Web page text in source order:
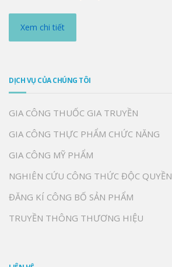
Xem chi tiết
DỊCH VỤ CỦA CHÚNG TÔI
GIA CÔNG THUỐC GIA TRUYỀN
GIA CÔNG THỰC PHẨM CHỨC NĂNG
GIA CÔNG MỸ PHẨM
NGHIÊN CỨU CÔNG THỨC ĐỘC QUYỀN
ĐĂNG KÍ CÔNG BỐ SẢN PHẨM
TRUYỀN THÔNG THƯƠNG HIỆU